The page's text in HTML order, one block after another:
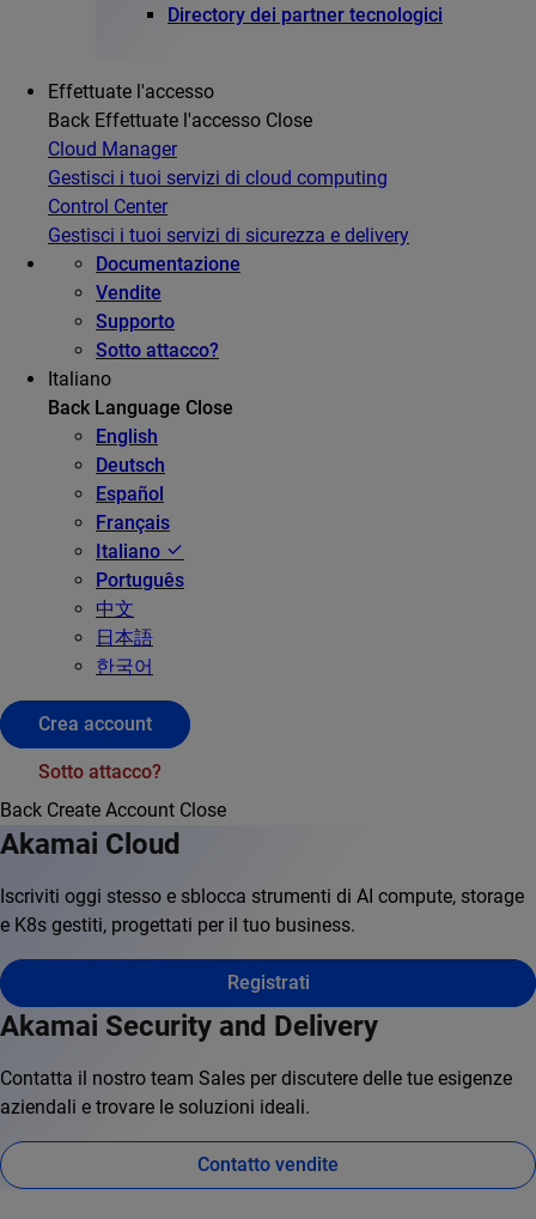
Directory dei partner tecnologici
Effettuate l'accesso
Back Effettuate l'accesso Close
Cloud Manager
Gestisci i tuoi servizi di cloud computing
Control Center
Gestisci i tuoi servizi di sicurezza e delivery
Documentazione
Vendite
Supporto
Sotto attacco?
Italiano
Back Language Close
English
Deutsch
Español
Français
Italiano
Português
中文
日本語
한국어
Crea account
Sotto attacco?
Back Create Account Close
Akamai Cloud
Iscriviti oggi stesso e sblocca strumenti di AI compute, storage
e K8s gestiti, progettati per il tuo business.
Registrati
Akamai Security and Delivery
Contatta il nostro team Sales per discutere delle tue esigenze
aziendali e trovare le soluzioni ideali.
Contatto vendite